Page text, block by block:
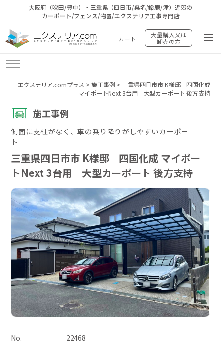
大阪府（吹田/豊中）・三重県（四日市/桑名/鈴鹿/津）近郊の
カーポート/フェンス/物置/エクステリア工事専門店
カート
大量購入又は
卸売の方
エクステリア.comプラス > 施工事例> 三重県四日市市 K様邸 四国化成
マイポートNext 3台用 大型カーポート 後方支持
施工事例
側面に支柱がなく、車の乗り降りがしやすいカーポー
ト
三重県四日市市 K様邸 四国化成 マイポー
トNext 3台用 大型カーポート 後方支持
No.
22468